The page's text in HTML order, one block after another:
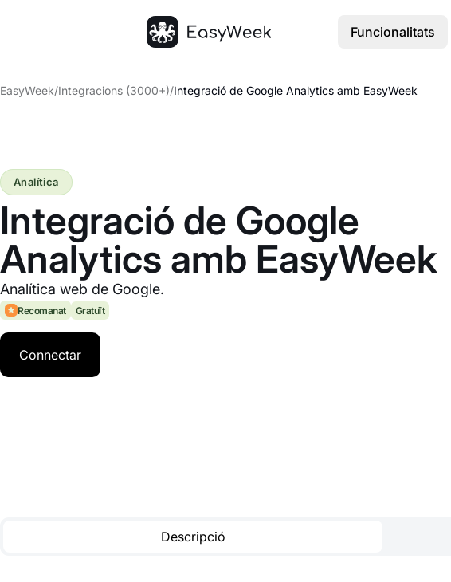
EasyWeek/Integracions (3000+)/Integració de Google Analytics amb EasyWeek
Integració de Google
Analytics amb EasyWeek
Analítica web de Google.
Analítica
Recomanat Gratuït
Connectar
Descripció
Funcionalitats